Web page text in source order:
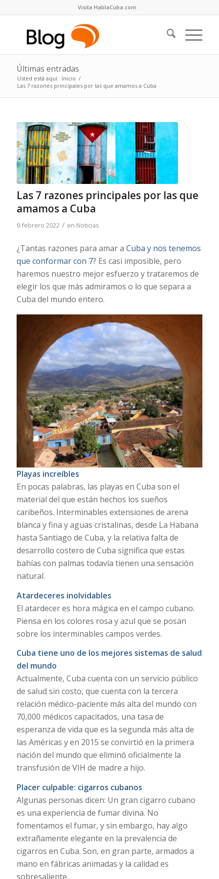
Visita HablaCuba.com
Últimas entradas
Usted está aquí: Inicio /
Las 7 razones principales por las que amamos a Cuba
Las 7 razones principales por las que
amamos a Cuba
9 febrero 2022 / en Noticias
¿Tantas razones para amar a Cuba y nos tenemos
que conformar con 7? Es casi imposible, pero
haremos nuestro mejor esfuerzo y trataremos de
elegir los que más admiramos o lo que separa a
Cuba del mundo entero.
Playas increíbles
En pocas palabras, las playas en Cuba son el
material del que están hechos los sueños
caribeños. Interminables extensiones de arena
blanca y fina y aguas cristalinas, desde La Habana
hasta Santiago de Cuba, y la relativa falta de
desarrollo costero de Cuba significa que estas
bahías con palmas todavía tienen una sensación
natural.
Atardeceres inolvidables
El atardecer es hora mágica en el campo cubano.
Piensa en los colores rosa y azul que se posan
sobre los interminables campos verdes.
Cuba tiene uno de los mejores sistemas de salud
del mundo
Actualmente, Cuba cuenta con un servicio público
de salud sin costo, que cuenta con la tercera
relación médico-paciente más alta del mundo con
70,000 médicos capacitados, una tasa de
esperanza de vida que es la segunda más alta de
las Américas y en 2015 se convirtió en la primera
nación del mundo que eliminó oficialmente la
transfusión de VIH de madre a hijo.
Placer culpable: cigarros cubanos
Algunas personas dicen: Un gran cigarro cubano
es una experiencia de fumar divina. No
fomentamos el fumar, y sin embargo, hay algo
extrañamente elegante en la prevalencia de
cigarros en Cuba. Son, en gran parte, armados a
mano en fábricas animadas y la calidad es
sobresaliente.